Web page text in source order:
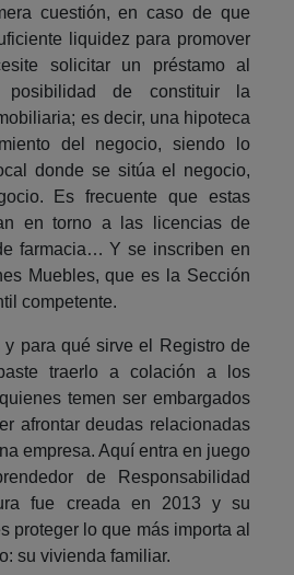
cuestión, en caso de que
liquidez para promover
solicitar un préstamo al
de constituir la
es decir, una hipoteca
del negocio, siendo lo
donde se sitúa el negocio,
Es frecuente que estas
en torno a las licencias de
farmacia… Y se inscriben en
Muebles, que es la Sección
competente.
para qué sirve el Registro de
traerlo a colación a los
temen ser embargados
afrontar deudas relacionadas
empresa. Aquí entra en juego
de Responsabilidad
fue creada en 2013 y su
proteger lo que más importa al
su vivienda familiar.